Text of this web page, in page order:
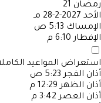
رمضان 21
الأحد 2027-2-28 مـ
الإمساك 5:13 ص
الإفطار 6:10 م
استعراض المواعيد
أذان الفجر 5:23 ص
أذان الظهر 12:29 م
أذان العصر 3:42 م